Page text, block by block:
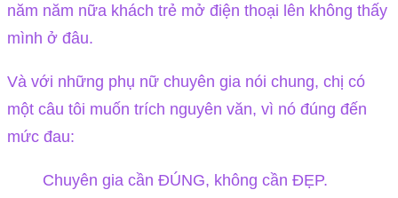
năm năm nữa khách trẻ mở điện thoại lên không thấy
mình ở đâu.
Và với những phụ nữ chuyên gia nói chung, chị có
một câu tôi muốn trích nguyên văn, vì nó đúng đến
mức đau:
Chuyên gia cần ĐÚNG, không cần ĐẸP.